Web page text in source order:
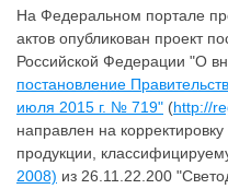
На Федеральном портале
актов опубликован проект
Российской Федерации "О
постановление
июля 2015 г. № 719" (http://
направлен на
продукции,
2008) из 26.11.22.200